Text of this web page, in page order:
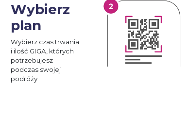
Wybierz
plan
Wybierz czas trwania
i ilość GIGA, których
potrzebujesz
podczas swojej
podróży